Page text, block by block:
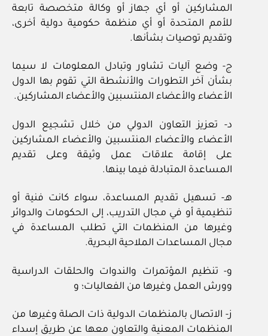
المشاركين أو أي جهاز أو وكالة متخصصة تابعة
للأمم المتحدة أو أي منظمة حكومية دولية أخرى،
وتقديم توصيات بشأنها.
ج- وضع آليات تشاور وتبادل المعلومات لا سيما
بشأن آخر التطورات والأنشطة التي تقوم بها الدول
الأعضاء والأعضاء المنتسبين والأعضاء المشاركين.
د- تعزيز التعاون الدولي من خلال تشجيع الدول
الأعضاء والأعضاء المنتسبين والأعضاء المشاركين
على إقامة علاقات عمل وثيقة وعلى تقديم
المساعدة المتبادلة فيما بينها.
هـ- تسهيل تقديم المساعدة، سواء كانت فنية أو
تنظيمية أو في مجال التدريب، إلى الحكومات والدوائر
وغيرها من المنظمات التي تطلب المساعدة في
مجال المساعدات الملاحية البحرية.
و- تنظيم المؤتمرات والندوات والحلقات الدراسية
وورش العمل وغيرها من الفعاليات؛ و
ز- الاتصال بالمنظمات الدولية ذات الصلة وغيرها من
المنظمات المعنية والتعاون معها عن طريق إسداء